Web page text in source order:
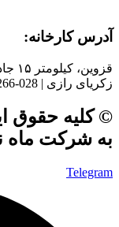
آدرس کارخانه:
زکریای رازی | 028-33453266
© کلیه حقوق
به شرکت ماه
Telegram